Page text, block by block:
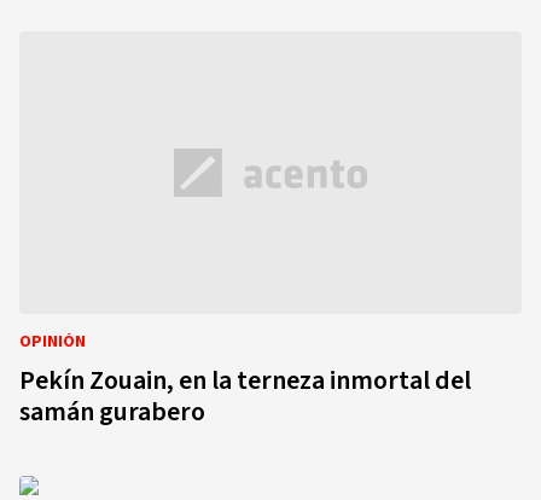
OPINIÓN
Pekín Zouain, en la terneza inmortal del
samán gurabero